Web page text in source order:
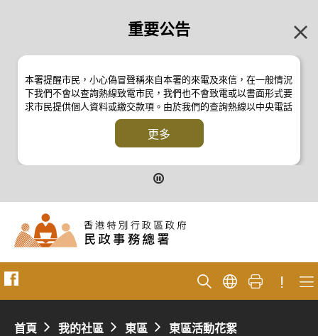
重要公告
本署提醒市民，小心偽冒聲稱來自本署的來電及來信，在一般情況
下我們不會以查詢熱線致電市民，我們也不會致電或以書面形式要
求市民提供個人資料或繳交款項。由於我們的查詢熱線以中央電話
系統操作，本署的來電不會顯示電話號碼 2835 2500 。如有疑
問，應與本署職員核實或向警方反詐騙協調中心
詢熱線 18222 查詢。詳情請瀏覽以下新聞公報：
二零一九年七月二十六日的新聞公報
二零一七年四月二十八日的新聞公報
二零一七年四月五日的新聞公報
更多
!
首頁 我的社區 東區 東區活動花絮